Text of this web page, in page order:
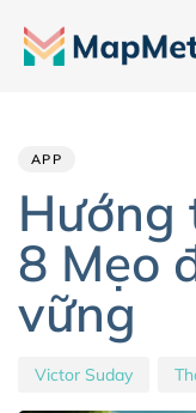
APP
Hướng
8 Mẹo
vững
Victor Suday